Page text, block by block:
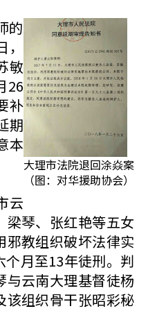
大理市法院退回涂焱案
（图：对华援助协会）
的
敏
26
补
期
本
云
梁琴、张红艳等五女
教组织破坏法律实
月至13年徒刑。判
与云南大理基督徒杨
该组织骨干张昭彩秘